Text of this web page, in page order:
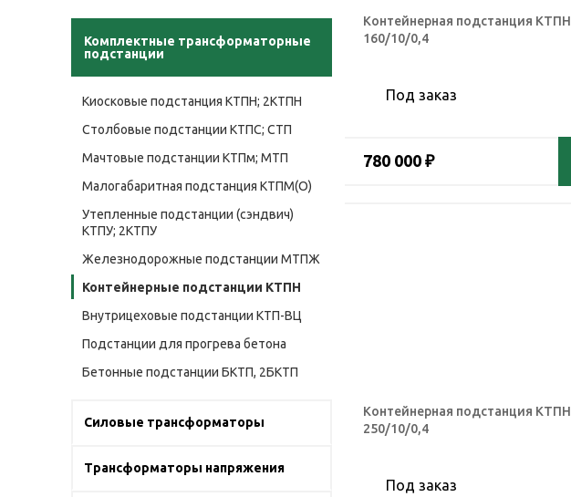
Комплектные трансформаторные
подстанции
Киосковые подстанция КТПН; 2КТПН
Столбовые подстанции КТПС; СТП
Мачтовые подстанции КТПм; МТП
Малогабаритная подстанция КТПМ(О)
Утепленные подстанции (сэндвич)
КТПУ; 2КТПУ
Железнодорожные подстанции МТПЖ
Контейнерные подстанции КТПН
Внутрицеховые подстанции КТП-ВЦ
Подстанции для прогрева бетона
Бетонные подстанции БКТП, 2БКТП
Силовые трансформаторы
Трансформаторы напряжения
Контейнерная подстанция КТПН
160/10/0,4
Под заказ
780 000 ₽
Контейнерная подстанция КТПН
250/10/0,4
Под заказ